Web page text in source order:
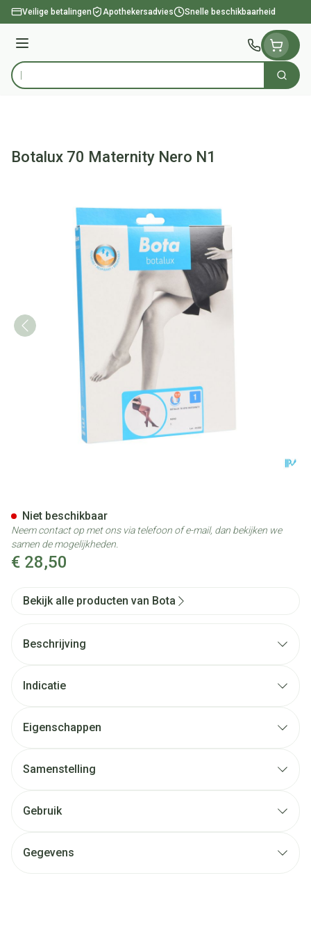
Ga naar de inhoud
Veilige betalingen Apothekersadvies Snelle beschikbaarheid
Menu
Product, merk, categorie... Zoek
Botalux 70 Maternity Nero N1
€ 28,50
Niet beschikbaar
Neem contact op met ons via telefoon of e-mail, dan bekijken we
samen de mogelijkheden.
Bekijk alle producten van Bota
Beschrijving
Indicatie
Eigenschappen
Samenstelling
Gebruik
Gegevens